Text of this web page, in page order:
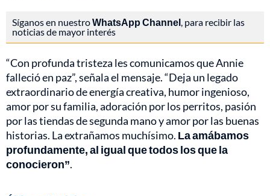
Síganos en nuestroWhatsApp Channel, para recibir las
noticias de mayor interés
“Con profunda tristeza les comunicamos que Annie
falleció en paz”, señala el mensaje. “Deja un legado
extraordinario de energía creativa, humor ingenioso,
amor por su familia, adoración por los perritos, pasión
por las tiendas de segunda mano y amor por las buenas
historias. La extrañamos muchísimo. La amábamos
profundamente, al igual que todos los que la
conocieron”.